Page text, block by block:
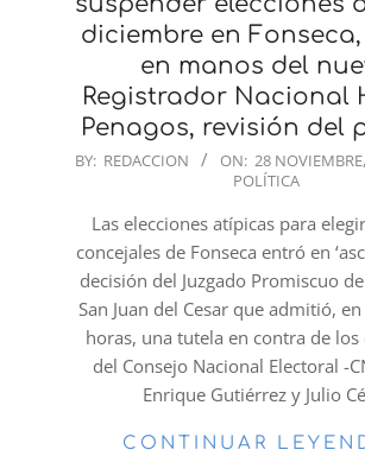
diciembre en
en manos del
Registrador Nacional
Penagos, revisión del
2023-
BY: REDACCION ON: 28
POLÍTICA
Las elecciones atípicas para
concejales de Fonseca entró en
decisión del Juzgado Promiscuo
San Juan del Cesar que admitió,
horas, una tutela en contra de los
del Consejo Nacional Electoral -
Enrique Gutiérrez y Julio
CONTINUAR